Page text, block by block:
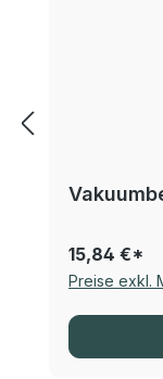
15,84 €*
Preise exkl.